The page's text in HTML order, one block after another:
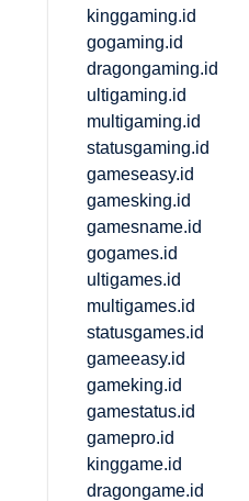
kinggaming.id
gogaming.id
dragongaming.id
ultigaming.id
multigaming.id
statusgaming.id
gameseasy.id
gamesking.id
gamesname.id
gogames.id
ultigames.id
multigames.id
statusgames.id
gameeasy.id
gameking.id
gamestatus.id
gamepro.id
kinggame.id
dragongame.id